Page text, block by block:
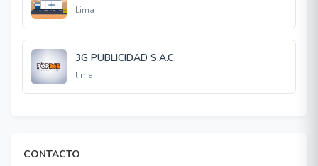
Lima
3G PUBLICIDAD S.A.C.
lima
CONTACTO